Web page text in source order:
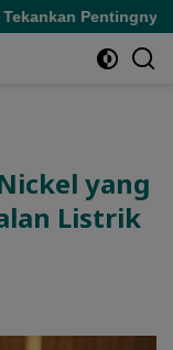
Pentingnya
yang
Listrik